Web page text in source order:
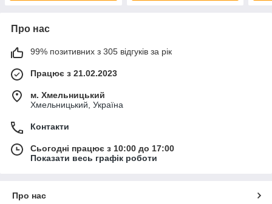
Про нас
99% позитивних з 305 відгуків за рік
Працює з 21.02.2023
м. Хмельницький
Хмельницький, Україна
Контакти
Сьогодні працює з 10:00 до 17:00
Показати весь графік роботи
Про нас